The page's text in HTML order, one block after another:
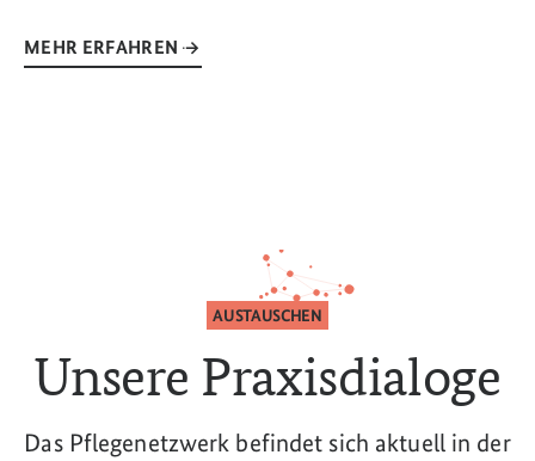
MEHR ERFAHREN
AUSTAUSCHEN
Unsere Praxisdialoge
Das Pflegenetzwerk befindet sich aktuell in der